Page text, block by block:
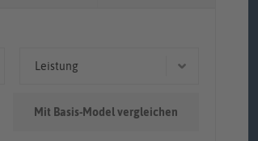
Leistung
Mit Basis-Model vergleichen